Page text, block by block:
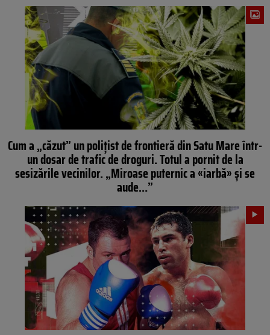
Cum a „căzut” un polițist de frontieră din Satu Mare într-
un dosar de trafic de droguri. Totul a pornit de la
sesizările vecinilor. „Miroase puternic a «iarbă» și se
aude…”